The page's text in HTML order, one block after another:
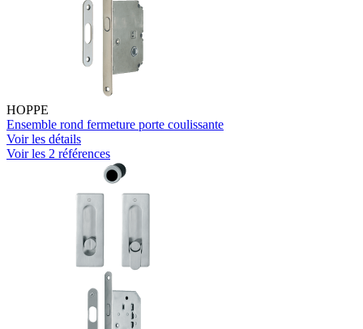
HOPPE
Ensemble rond fermeture porte coulissante
Voir les détails
Voir les 2 références